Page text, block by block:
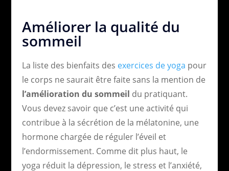
Améliorer la qualité du
sommeil
La liste des bienfaits des exercices de yoga pour
le corps ne saurait être faite sans la mention de
l’amélioration du sommeil du pratiquant.
Vous devez savoir que c’est une activité qui
contribue à la sécrétion de la mélatonine, une
hormone chargée de réguler l’éveil et
l’endormissement. Comme dit plus haut, le
yoga réduit la dépression, le stress et l’anxiété,